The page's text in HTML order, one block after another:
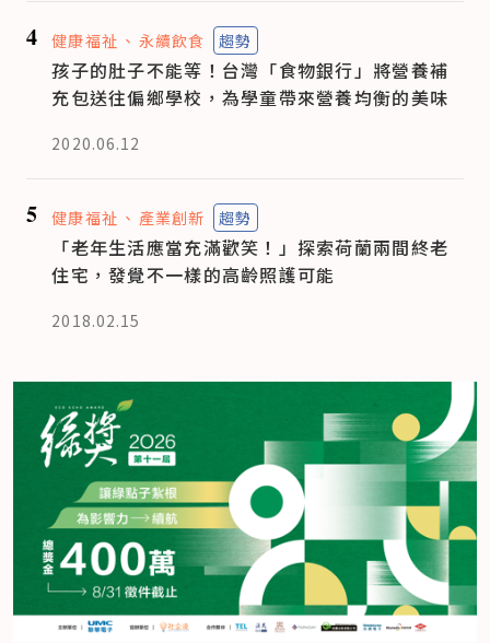
4 健康福祉 永續飲食 趨勢
孩子的肚子不能等！台灣「食物銀行」將營養補
充包送往偏鄉學校，為學童帶來營養均衡的美味
2020.06.12
5 健康福祉 產業創新 趨勢
「老年生活應當充滿歡笑！」探索荷蘭兩間終老
住宅，發覺不一樣的高齡照護可能
2018.02.15